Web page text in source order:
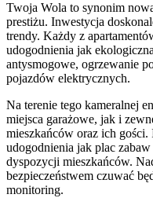
Twoja Wola to synonim
prestiżu. Inwestycja
trendy. Każdy z
udogodnienia jak
antysmogowe, ogrzewanie
pojazdów elektrycznych.
Na terenie tego kameralnej
miejsca garażowe, jak i
mieszkańców oraz ich
udogodnienia jak plac
dyspozycji mieszkańców.
bezpieczeństwem czuwać
monitoring.